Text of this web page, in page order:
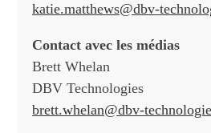
katie.matthews@dbv-
Contact avec les médias
Brett Whelan
DBV Technologies
brett.whelan@dbv-